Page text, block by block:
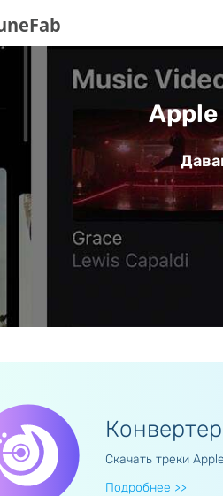
Apple
Скачать треки
Подробнее >>